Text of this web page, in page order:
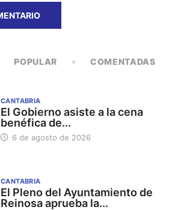
POPULAR COMENTADAS
CANTABRIA
El Gobierno asiste a la cena
benéfica de...
6 de agosto de 2026
CANTABRIA
El Pleno del Ayuntamiento de
Reinosa aprueba la...